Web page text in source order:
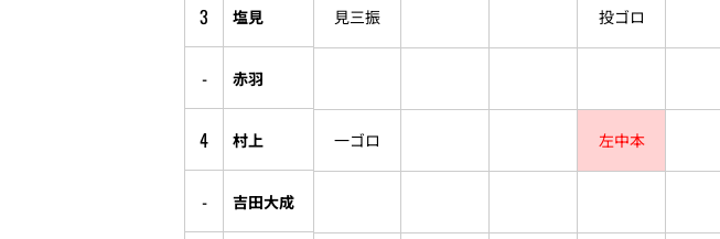
3 塩見 見三振 投ゴロ
- 赤羽
4 村上 一ゴロ 左中本
- 吉田大成